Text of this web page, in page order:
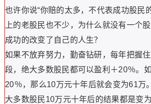
也许你说“你赔的太多，不代表成功股民
上的老股民也不少，为什么就没有一个
成功的改变了自己的人生？
如果不放弃努力，勤奋钻研，每年把握
段，绝大多数股民都可以盈利＋20％。
20％，那么10万元十年后就会变为61万。
大多数股民10万元十年后的结果都是变